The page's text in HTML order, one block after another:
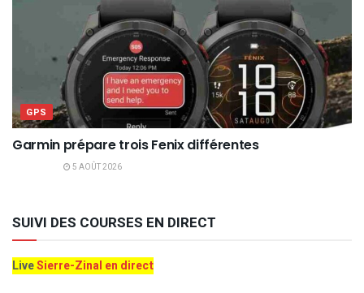
GPS
Garmin prépare trois Fenix différentes
5 AOÛT 2026
SUIVI DES COURSES EN DIRECT
LiveSierre-Zinal en direct